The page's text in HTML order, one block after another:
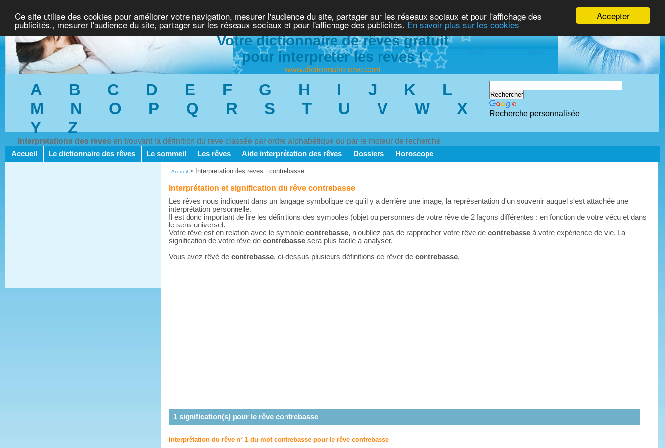
Accepter
Ce site utilise des cookies pour améliorer votre navigation, mesurer l'audience du site, partager sur les réseaux sociaux et pour l'affichage des
publicités., mesurer l'audience du site, partager sur les réseaux sociaux et pour l'affichage des publicités. En savoir plus sur les cookies
Votre dictionnaire de rêves gratuit
pour interpreter les reves !
www.dictionnaire-reve.com
A B C D E F G H I J K
L
M
N O P Q R S T U V W
X
Y
Z
Interpretations des reves en trouvant la définition du reve classée par ordre alphabétique ou par le moteur de recherche
Recherche personnalisée
Accueil Le dictionnaire des rêves Le sommeil Les rêves Aide interprétation des rêves Dossiers Horoscope
Accueil > Interpretation des reves : contrebasse
Interprétation et signification du rêve contrebasse
Les rêves nous indiquent dans un langage symbolique ce qu'il y a derrière une image, la représentation d'un souvenir auquel s'est attachée une
interprétation personnelle.
Il est donc important de lire les définitions des symboles (objet ou personnes de votre rêve de 2 façons différentes : en fonction de votre vécu et dans
le sens universel.
Votre rêve est en relation avec le symbolecontrebasse, n'oubliez pas de rapprocher votre rêve decontrebasse à votre expérience de vie. La
signification de votre rêve decontrebasse sera plus facile à analyser.
Vous avez rêvé decontrebasse, ci-dessus plusieurs définitions de rêver decontrebasse.
1signification(s) pour le rêve contrebasse
Interprétation du rêve n° 1 du mot contrebasse pour le rêvecontrebasse